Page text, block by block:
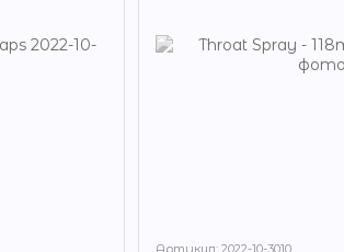
Артикул: 2022-10-3010